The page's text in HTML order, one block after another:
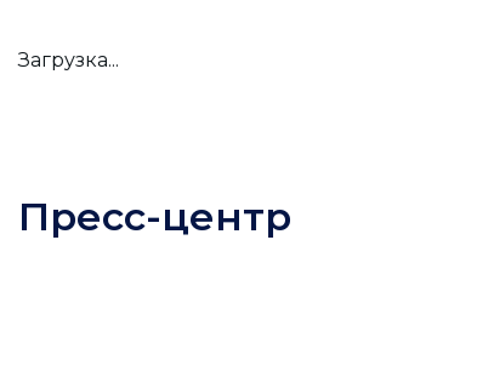
Загрузка...
Пресс-центр